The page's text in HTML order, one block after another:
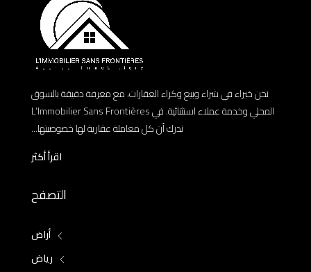
نحن خبراء في شراء وبيع وكراء العقارات، مع معرفة دقيقة بالسوق
المحلي وخدمة عملاء استثنائية. في L’Immobilier Sans Frontières
ندرك أن كل معاملة عقارية لها خصوصيتها...
اقرأ أكثر
التصفح
أراض
رياض